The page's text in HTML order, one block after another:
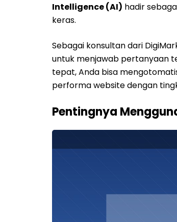
Intelligence (AI) hadir
keras.
Sebagai konsultan dari
untuk menjawab pertanyaan
tepat, Anda bisa
performa website dengan
Pentingnya